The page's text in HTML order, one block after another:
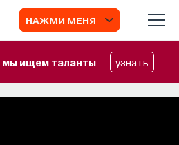
НАЖМИ МЕНЯ
мы ищем таланты узнать